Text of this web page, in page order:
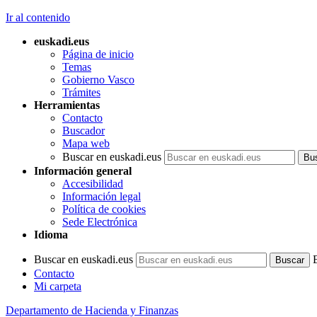
Ir al contenido
euskadi.eus
Página de inicio
Temas
Gobierno Vasco
Trámites
Herramientas
Contacto
Buscador
Mapa web
Buscar en euskadi.eus
Información general
Accesibilidad
Información legal
Política de cookies
Sede Electrónica
Idioma
Buscar en euskadi.eus
Contacto
Mi carpeta
Departamento de Hacienda y Finanzas